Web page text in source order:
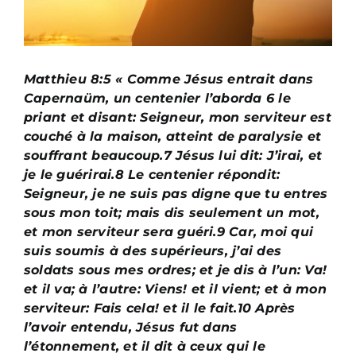
Matthieu 8:5 « Comme Jésus entrait dans
Capernaüm, un centenier l’aborda 6 le
priant et disant: Seigneur, mon serviteur est
couché à la maison, atteint de paralysie et
souffrant beaucoup.7 Jésus lui dit: J’irai, et
je le guérirai.8 Le centenier répondit:
Seigneur, je ne suis pas digne que tu entres
sous mon toit; mais dis seulement un mot,
et mon serviteur sera guéri.9 Car, moi qui
suis soumis à des supérieurs, j’ai des
soldats sous mes ordres; et je dis à l’un: Va!
et il va; à l’autre: Viens! et il vient; et à mon
serviteur: Fais cela! et il le fait.10 Après
l’avoir entendu, Jésus fut dans
l’étonnement, et il dit à ceux qui le